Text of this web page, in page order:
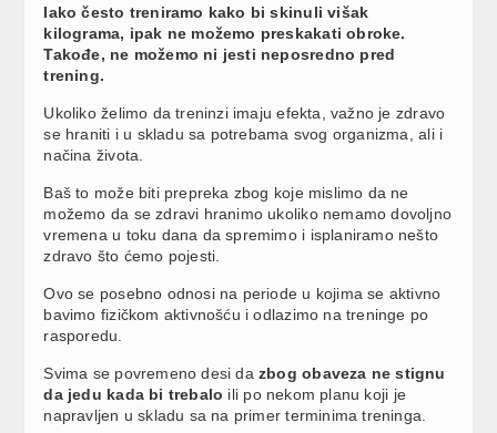
Iako često treniramo kako bi skinuli višak
kilograma, ipak ne možemo preskakati obroke.
Takođe, ne možemo ni jesti neposredno pred
trening.
Ukoliko želimo da treninzi imaju efekta, važno je zdravo
se hraniti i u skladu sa potrebama svog organizma, ali i
načina života.
Baš to može biti prepreka zbog koje mislimo da ne
možemo da se zdravi hranimo ukoliko nemamo dovoljno
vremena u toku dana da spremimo i isplaniramo nešto
zdravo što ćemo pojesti.
Ovo se posebno odnosi na periode u kojima se aktivno
bavimo fizičkom aktivnošću i odlazimo na treninge po
rasporedu.
Svima se povremeno desi dazbog obaveza ne stignu
da jedu kada bi trebalo ili po nekom planu koji je
napravljen u skladu sa na primer terminima treninga.